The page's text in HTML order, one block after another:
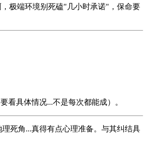
，极端环境别死磕"几小时承诺"，保命要
具体情况...不是每次都能成）。
死角...真得有点心理准备。与其纠结具